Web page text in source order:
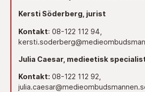
Kersti Söderberg, jurist
Kontakt: 08-122 112 94,
Julia Caesar, medieetisk
Kontakt: 08-122 112 92,